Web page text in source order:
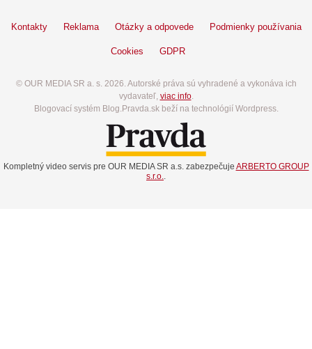
Kontakty Reklama Otázky a odpovede Podmienky používania
Cookies GDPR
© OUR MEDIA SR a. s. 2026. Autorské práva sú vyhradené a vykonáva ich
vydavateľ, viac info.
Blogovací systém Blog.Pravda.sk beží na technológií Wordpress.
Kompletný video servis pre OUR MEDIA SR a.s. zabezpečuje ARBERTO GROUP
s.r.o.